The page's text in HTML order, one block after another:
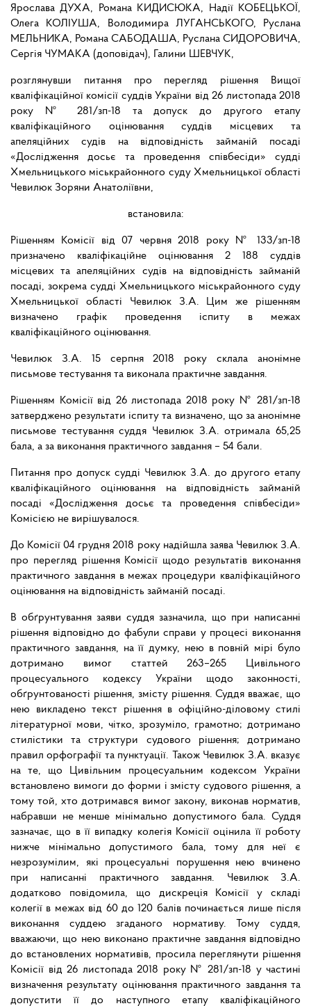
Ярослава ДУХА, Романа КИДИСЮКА, Надії КОБЕЦЬКОЇ,
Олега КОЛІУША, Володимира ЛУГАНСЬКОГО, Руслана
МЕЛЬНИКА, Романа САБОДАША, Руслана СИДОРОВИЧА,
Сергія ЧУМАКА (доповідач), Галини ШЕВЧУК,
розглянувши питання про перегляд рішення Вищої
кваліфікаційної комісії суддів України від 26 листопада 2018
року № 281/зп-18 та допуск до другого етапу
кваліфікаційного оцінювання суддів місцевих та
апеляційних судів на відповідність займаній посаді
«Дослідження досьє та проведення співбесіди» судді
Хмельницького міськрайонного суду Хмельницької області
Чевилюк Зоряни Анатоліївни,
встановила:
Рішенням Комісії від 07 червня 2018 року № 133/зп-18
призначено кваліфікаційне оцінювання 2 188 суддів
місцевих та апеляційних судів на відповідність займаній
посаді, зокрема судді Хмельницького міськрайонного суду
Хмельницької області Чевилюк З.А. Цим же рішенням
визначено графік проведення іспиту в межах
кваліфікаційного оцінювання.
Чевилюк З.А. 15 серпня 2018 року склала анонімне
письмове тестування та виконала практичне завдання.
Рішенням Комісії від 26 листопада 2018 року № 281/зп-18
затверджено результати іспиту та визначено, що за анонімне
письмове тестування суддя Чевилюк З.А. отримала 65,25
бала, а за виконання практичного завдання – 54 бали.
Питання про допуск судді Чевилюк З.А. до другого етапу
кваліфікаційного оцінювання на відповідність займаній
посаді «Дослідження досьє та проведення співбесіди»
Комісією не вирішувалося.
До Комісії 04 грудня 2018 року надійшла заява Чевилюк З.А.
про перегляд рішення Комісії щодо результатів виконання
практичного завдання в межах процедури кваліфікаційного
оцінювання на відповідність займаній посаді.
В обґрунтування заяви суддя зазначила, що при написанні
рішення відповідно до фабули справи у процесі виконання
практичного завдання, на її думку, нею в повній мірі було
дотримано вимог статтей 263–265 Цивільного
процесуального кодексу України щодо законності,
обґрунтованості рішення, змісту рішення. Суддя вважає, що
нею викладено текст рішення в офіційно-діловому стилі
літературної мови, чітко, зрозуміло, грамотно; дотримано
стилістики та структури судового рішення; дотримано
правил орфографії та пунктуації. Також Чевилюк З.А. вказує
на те, що Цивільним процесуальним кодексом України
встановлено вимоги до форми і змісту судового рішення, а
тому той, хто дотримався вимог закону, виконав норматив,
набравши не менше мінімально допустимого бала. Суддя
зазначає, що в її випадку колегія Комісії оцінила її роботу
нижче мінімально допустимого бала, тому для неї є
незрозумілим, які процесуальні порушення нею вчинено
при написанні практичного завдання. Чевилюк З.А.
додатково повідомила, що дискреція Комісії у складі
колегії в межах від 60 до 120 балів починається лише після
виконання суддею згаданого нормативу. Тому суддя,
вважаючи, що нею виконано практичне завдання відповідно
до встановлених нормативів, просила переглянути рішення
Комісії від 26 листопада 2018 року № 281/зп-18 у частині
визначення результату оцінювання практичного завдання та
допустити її до наступного етапу кваліфікаційного